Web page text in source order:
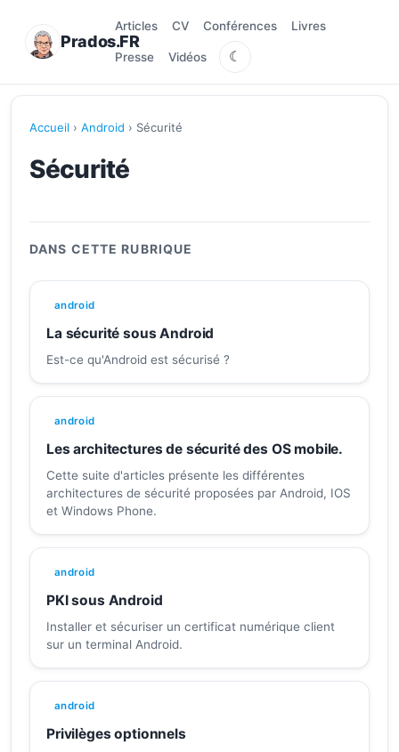
Prados.FR
Articles CV Conférences Livres
Presse Vidéos ☾
Accueil › Android › Sécurité
Sécurité
DANS CETTE RUBRIQUE
La sécurité sous Android
android
Est-ce qu'Android est sécurisé ?
Les architectures de sécurité des OS mobile.
android
Cette suite d'articles présente les différentes
architectures de sécurité proposées par Android, IOS
et Windows Phone.
PKI sous Android
android
Installer et sécuriser un certificat numérique client
sur un terminal Android.
Privilèges optionnels
android